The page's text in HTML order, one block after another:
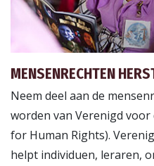
MENSENRECHTEN
Neem deel aan de
worden van Verenigd
for Human Rights).
helpt individuen, leraren,